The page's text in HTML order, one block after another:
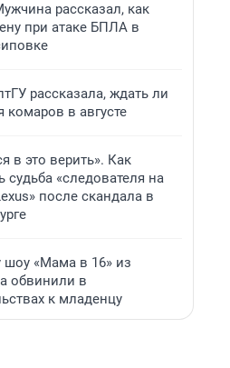
рассказал, как
при атаке БПЛА в
рассказала, ждать ли
комаров в августе
в это верить». Как
судьба «следователя на
после скандала в
шоу «Мама в 16» из
обвинили в
к младенцу